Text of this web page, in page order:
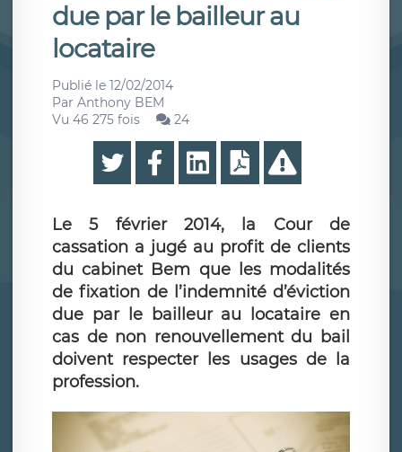
due par le bailleur au
locataire
Publié le 12/02/2014
Par Anthony BEM
Vu 46 275 fois
24
Le 5 février 2014, la Cour de
cassation a jugé au profit de clients
du cabinet Bem que les modalités
de fixation de l’indemnité d’éviction
due par le bailleur au locataire en
cas de non renouvellement du bail
doivent respecter les usages de la
profession.